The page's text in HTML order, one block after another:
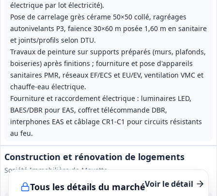
électrique par lot électricité).
Pose de carrelage grès cérame 50×50 collé, ragréages
autonivelants P3, faïence 30×60 m posée 1,60 m en sanitaire
et joints/profils selon DTU.
Travaux de peinture sur supports préparés (murs, plafonds,
boiseries) après finitions ; fourniture et pose d'appareils
sanitaires PMR, réseaux EF/ECS et EU/EV, ventilation VMC et
chauffe-eau électrique.
Fourniture et raccordement électrique : luminaires LED,
BAES/DBR pour EAS, coffret télécommande DBR,
interphones EAS et câblage CR1‑C1 pour circuits résistants
au feu.
Tous les détails du marché
Construction et rénovation de logements
Société Immobilière de Mayotte
Voir le détail